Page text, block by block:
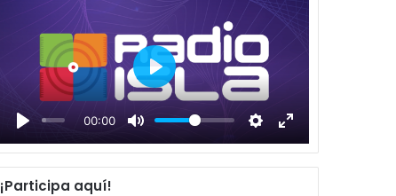
00:00
P
l
a
y
¡Participa aquí!